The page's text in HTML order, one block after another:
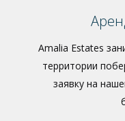
Amalia Estates
территории
заявку на